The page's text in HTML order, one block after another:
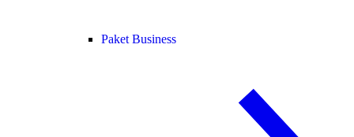
Paket Business